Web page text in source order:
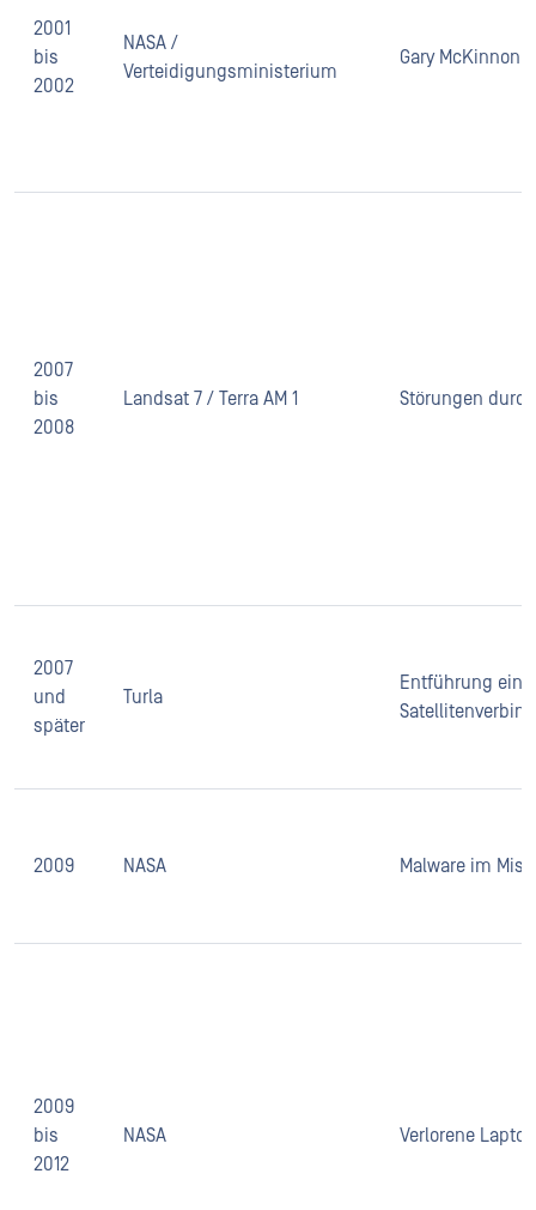
2001
bis
2002
NASA /
Verteidigungsministerium
Gary McKinnon
2007
bis
2008
Landsat 7 / Terra AM 1 Störungen
2007
und
später
Turla
Entführung
2009 NASA Malware im
2009
bis
2012
NASA Verlorene